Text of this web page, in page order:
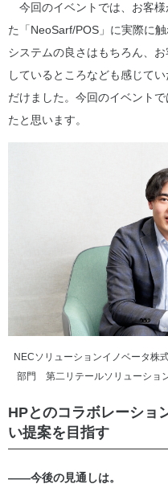
今回のイベントでは、お客
た「NeoSarf/POS」に実際に
システムの良さはもちろん、
しているところなども感じて
だけました。今回のイベント
たと思います。
NECソリューションイノベータ
部門 第二リテールソリューショ
HPとのコラボレーショ
い提案を目指す
――今後の見通しは。